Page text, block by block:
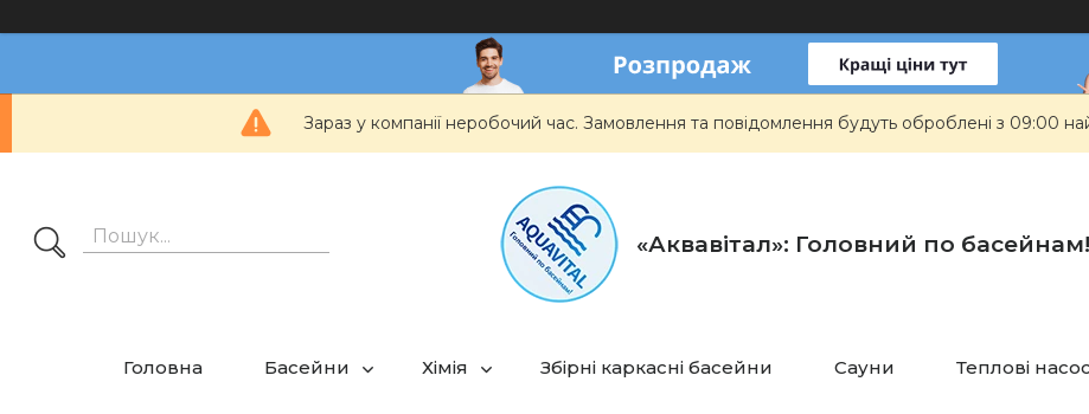
Зараз у компанії неробочий час. Замовлення та повідомлення будуть оброблені з 09:00
«Аквавітал»: Головний по басейнам!
Головна Басейни Хімія Збірні каркасні басейни Сауни Теплові